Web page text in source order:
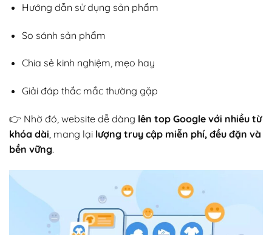
Hướng dẫn sử dụng sản phẩm
So sánh sản phẩm
Chia sẻ kinh nghiệm, mẹo hay
Giải đáp thắc mắc thường gặp
👉 Nhờ đó, website dễ dàng lên top Google với nhiều từ
khóa dài , mang lại lượng truy cập miễn phí, đều đặn và
bền vững.